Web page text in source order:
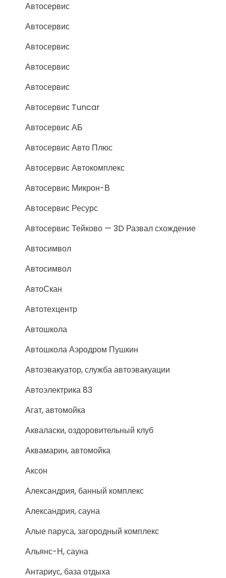
Автосервис
Автосервис
Автосервис
Автосервис
Автосервис
Автосервис Tuncar
Автосервис АБ
Автосервис Авто Плюс
Автосервис Автокомплекс
Автосервис Микрон-В
Автосервис Ресурс
Автосервис Тейково — 3D Развал схождение
Автосимвол
Автосимвол
АвтоСкан
Автотехцентр
Автошкола
Автошкола Аэродром Пушкин
Автоэвакуатор, служба автоэвакуации
Автоэлектрика 83
Агат, автомойка
Акваласки, оздоровительный клуб
Аквамарин, автомойка
Аксон
Александрия, банный комплекс
Александрия, сауна
Алые паруса, загородный комплекс
Альянс-Н, сауна
Антариус, база отдыха